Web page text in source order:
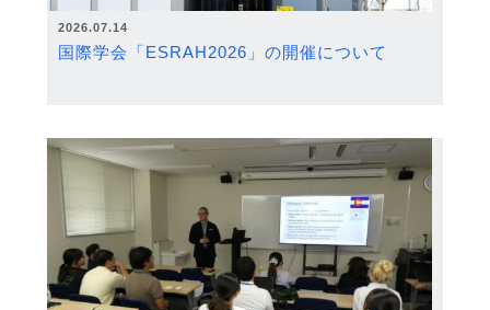
2026.07.14
国際学会「ESRAH2026」の開催について